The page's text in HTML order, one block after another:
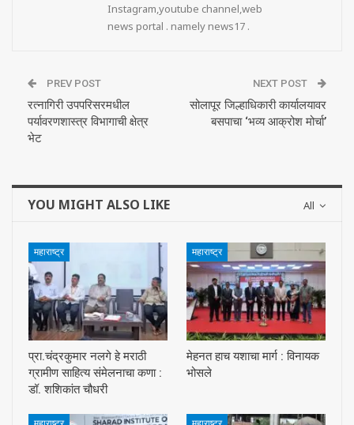
Instagram,youtube channel,web
news portal . namely news17 .
PREV POST
रत्नागिरी उपपरिसरमधील
पर्यावरणशास्त्र विभागाची क्षेत्र
भेट
NEXT POST
सोलापूर जिल्हाधिकारी कार्यालयावर
बसपाचा ‘भव्य आक्रोश मोर्चा’
All
YOU MIGHT ALSO LIKE
महाराष्ट्र
प्रा.चंद्रकुमार नलगे हे मराठी
ग्रामीण साहित्य संमेलनाचा कणा :
डॉ. शशिकांत चौधरी
महाराष्ट्र
मेहनत हाच यशाचा मार्ग : विनायक
भोसले